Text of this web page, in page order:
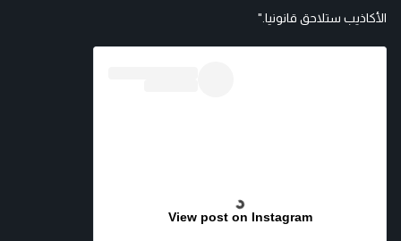
الأكاذيب ستلاحق قانونيا."
View post on Instagram